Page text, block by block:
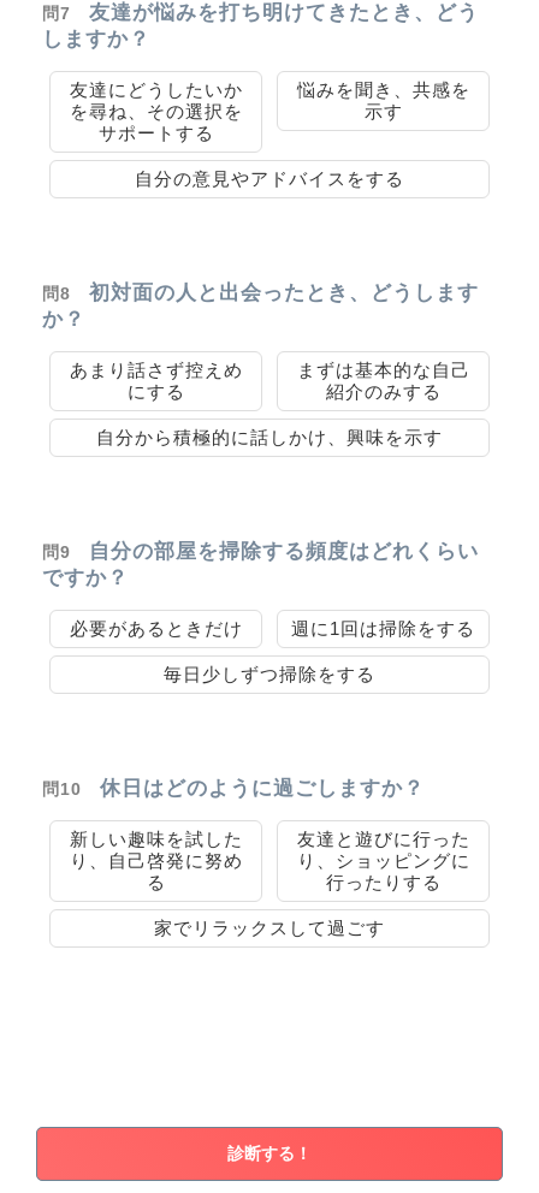
問7
友達が悩みを打ち明けてきたとき、どう
しますか？
友達にどうしたいか
を尋ね、その選択を
サポートする
悩みを聞き、共感を
示す
自分の意見やアドバイスをする
問8
初対面の人と出会ったとき、どうします
か？
あまり話さず控えめ
にする
まずは基本的な自己
紹介のみする
自分から積極的に話しかけ、興味を示す
問9
自分の部屋を掃除する頻度はどれくらい
ですか？
必要があるときだけ 週に1回は掃除をする
毎日少しずつ掃除をする
問10 休日はどのように過ごしますか？
新しい趣味を試した
り、自己啓発に努め
る
友達と遊びに行った
り、ショッピングに
行ったりする
家でリラックスして過ごす